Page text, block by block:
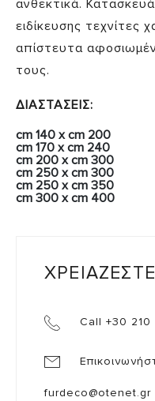
ανθεκτικά.
ειδίκευσης τεχνίτες
απίστευτα
τους.
ΔΙΑΣΤΑΣΕΙΣ:
cm 140 x cm 200
cm 170 x cm 240
cm 200 x cm 300
cm 250 x cm 300
cm 250 x cm 350
cm 300 x cm 400
Call +30 210
furdeco@otenet.gr